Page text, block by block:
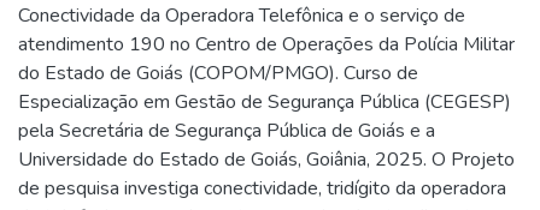
Conectividade da Operadora Telefônica e o serviço de
atendimento 190 no Centro de Operações da Polícia Militar
do Estado de Goiás (COPOM/PMGO). Curso de
Especialização em Gestão de Segurança Pública (CEGESP)
pela Secretária de Segurança Pública de Goiás e a
Universidade do Estado de Goiás, Goiânia, 2025. O Projeto
de pesquisa investiga conectividade, tridígito da operadora